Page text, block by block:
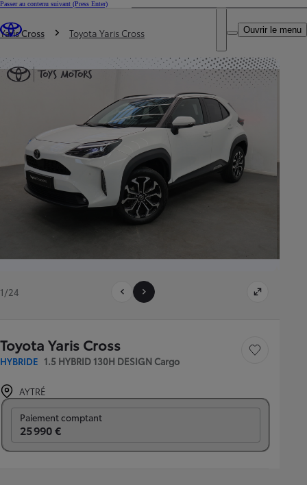
Passer au contenu suivant (Press Enter)
Trouvez un partenaire Toyota
DEALER NAME
Ouvrir le menu
Vous êtes ici
Yaris Cross Toyota Yaris Cross
1/24
Toyota Yaris Cross
HYBRIDE 1.5 HYBRID 130H DESIGN Cargo
Sauvegarder le
AYTRÉ
Paiement comptant
25 990 €